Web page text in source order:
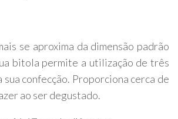
se aproxima da dimensão padrão
bitola permite a utilização de três
confecção. Proporciona cerca de
ao ser degustado.